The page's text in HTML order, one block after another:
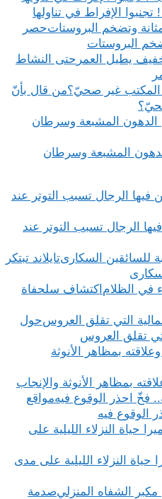
الإفراط في تناولها
حصر
البروستات
حتى النشاط
من قال بأنّ
المشبعة وسرطان
الرجال تسبب التوتر عند
تايلاند تبتكر
اكتشاف سلحفاة
حول
تقلق العروس
بمظاهر الأنوثة والإنجاب
مواقع
الوقوع فيه
النزلاء الليلية على مدى
صدمة